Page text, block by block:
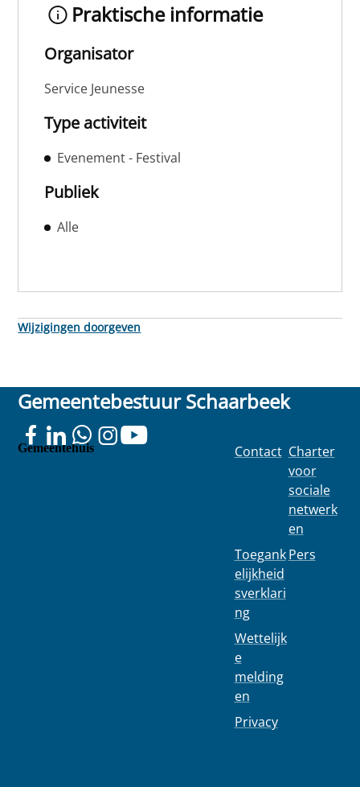
Praktische informatie
Organisator
Service Jeunesse
Type activiteit
Evenement - Festival
Publiek
Alle
Wijzigingen doorgeven
Gemeentebestuur Schaarbeek
Gemeentehuis Contact
Toegank
elijkheid
sverklari
ng
Wettelijk
e
melding
en
Privacy
Charter
voor
sociale
netwerk
en
Pers